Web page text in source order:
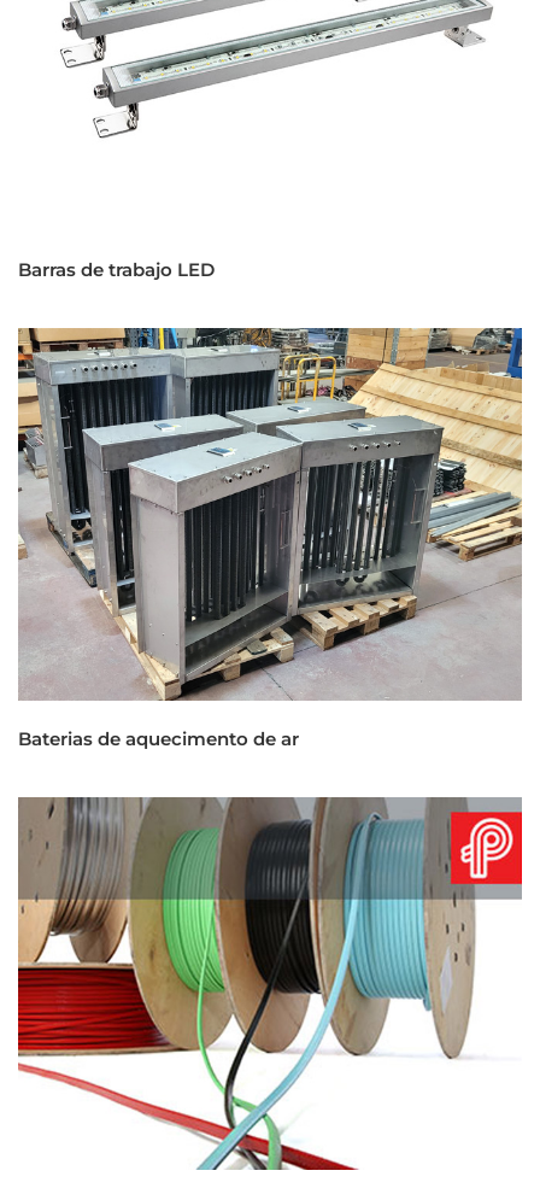
Barras de trabajo LED
Baterias de aquecimento de ar